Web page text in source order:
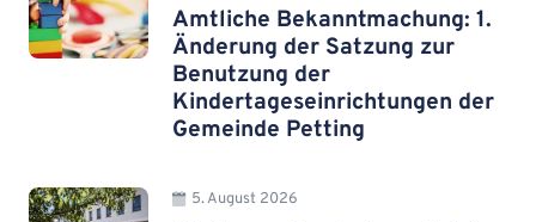
Amtliche Bekanntmachung: 1.
Änderung der Satzung zur
Benutzung der
Kindertageseinrichtungen der
Gemeinde Petting
5. August 2026